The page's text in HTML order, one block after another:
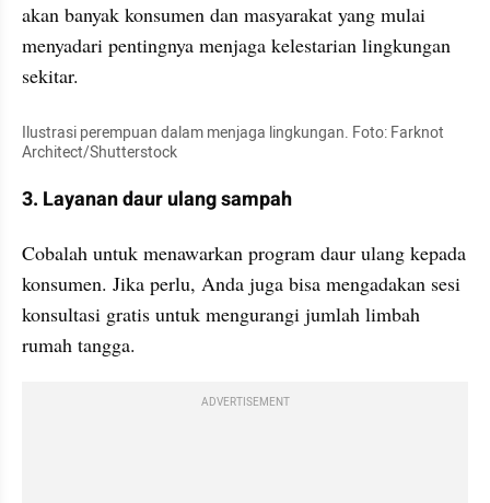
akan banyak konsumen dan masyarakat yang mulai
menyadari pentingnya menjaga kelestarian lingkungan
sekitar.
Ilustrasi perempuan dalam menjaga lingkungan. Foto: Farknot
Architect/Shutterstock
3. Layanan daur ulang sampah
Cobalah untuk menawarkan program daur ulang kepada
konsumen. Jika perlu, Anda juga bisa mengadakan sesi
konsultasi gratis untuk mengurangi jumlah limbah
rumah tangga.
ADVERTISEMENT